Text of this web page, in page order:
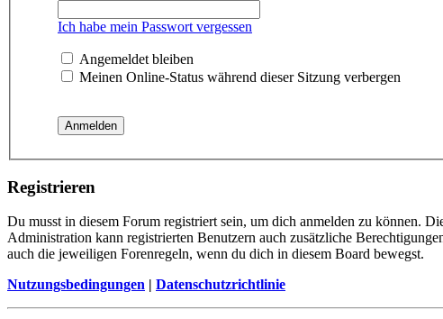
Ich habe mein Passwort vergessen
Angemeldet bleiben
Meinen Online-Status während dieser Sitzung verbergen
Registrieren
Du musst in diesem Forum registriert sein, um dich anmelden zu können.
Administration kann registrierten Benutzern auch zusätzliche
auch die jeweiligen Forenregeln, wenn du dich in diesem Board bewegst.
Nutzungsbedingungen | Datenschutzrichtlinie